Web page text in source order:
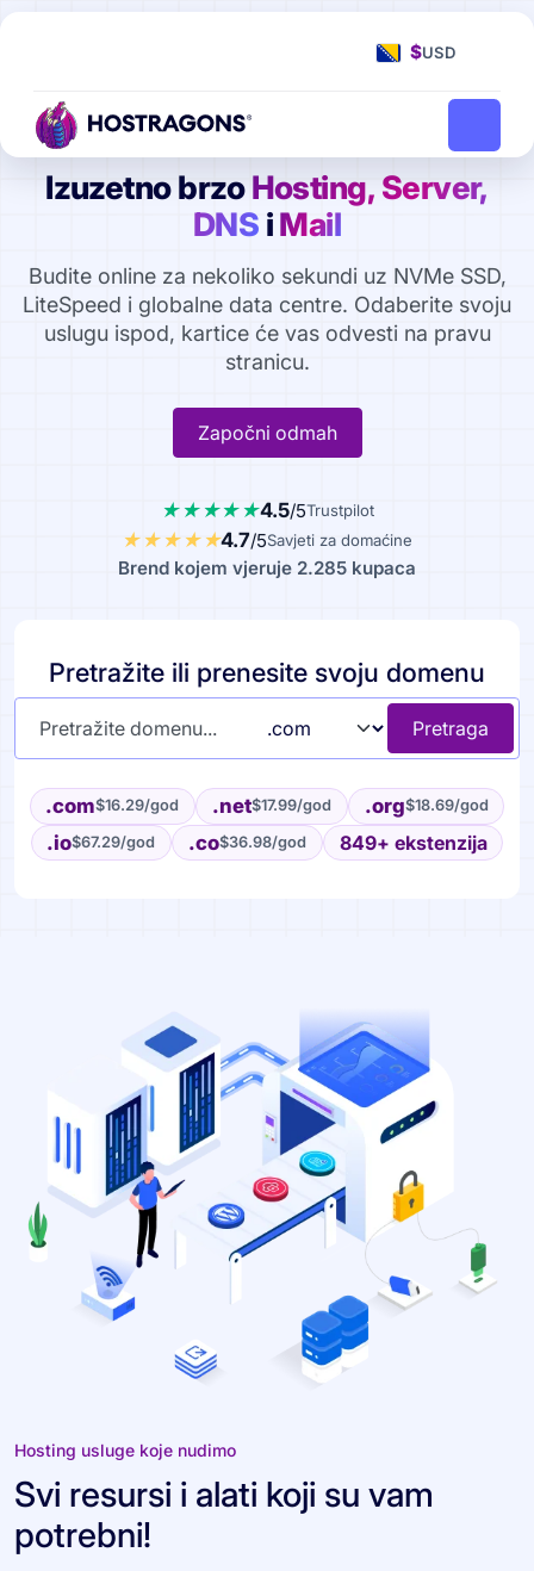
$USD
Izuzetno brzoHosting, Server,
DNS iMail
Budite online za nekoliko sekundi uz NVMe SSD,
LiteSpeed i globalne data centre. Odaberite svoju
uslugu ispod, kartice će vas odvesti na pravu
stranicu.
Započni odmah
4.5/5Trustpilot
4.7/5Savjeti za domaćine
Brend kojem vjeruje 2.285 kupaca
Pretražite ili prenesite svoju domenu
Pretraga
.com$16.29/god .net$17.99/god .org$18.69/god
.io$67.29/god .co$36.98/god 849+ ekstenzija
Hosting usluge koje nudimo
Svi resursi i alati koji su vam
potrebni!